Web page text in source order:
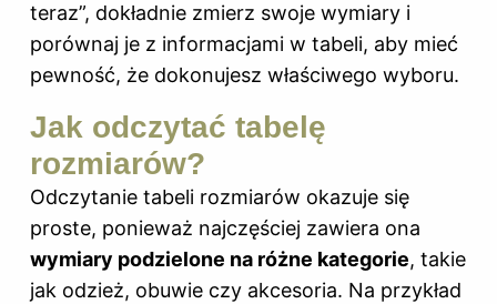
teraz”, dokładnie zmierz swoje wymiary i
porównaj je z informacjami w tabeli, aby mieć
pewność, że dokonujesz właściwego wyboru.
Jak odczytać tabelę
rozmiarów?
Odczytanie tabeli rozmiarów okazuje się
proste, ponieważ najczęściej zawiera ona
wymiary podzielone na różne kategorie, takie
jak odzież, obuwie czy akcesoria. Na przykład